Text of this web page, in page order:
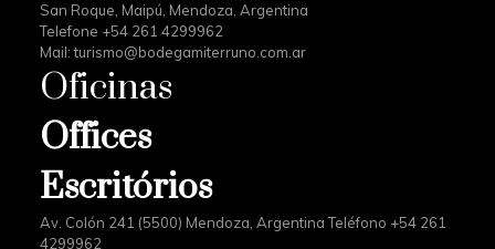
San Roque, Maipú, Mendoza, Argentina
Telefone +54 261 4299962
Mail:turismo@bodegamiterruno.com.ar
Oficinas
Offices
Escritórios
Av. Colón 241 (5500) Mendoza, Argentina Teléfono +54 261
4299962